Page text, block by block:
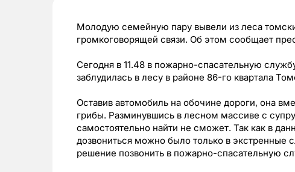
Молодую семейную пару вывели из леса
громкоговорящей связи. Об этом сообщает
Сегодня в 11.48 в пожарно-спасательную
заблудилась в лесу в районе 86-го квартала
Оставив автомобиль на обочине дороги, она
грибы. Разминувшись в лесном массиве с
самостоятельно найти не сможет. Так как в
дозвониться можно было только в экстренные
решение позвонить в пожарно-спасательную